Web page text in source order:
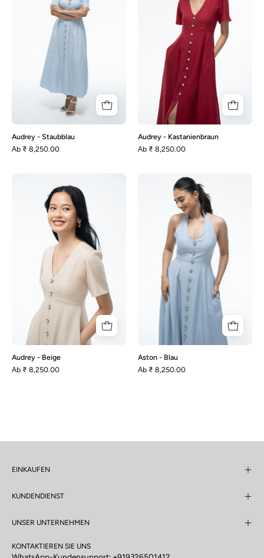
Audrey - Staubblau
Аb ₹ 8,250.00
Audrey - Kastanienbraun
Аb ₹ 8,250.00
-
Beige
Audrey - Beige
Аb ₹ 8,250.00
Aston
-
Blau
Aston - Blau
Аb ₹ 8,250.00
EINKAUFEN
KUNDENDIENST
UNSER UNTERNEHMEN
KONTAKTIEREN SIE UNS